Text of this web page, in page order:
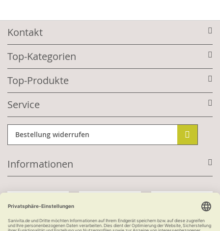
Kontakt
Top-Kategorien
Top-Produkte
Service
Bestellung widerrufen
Informationen